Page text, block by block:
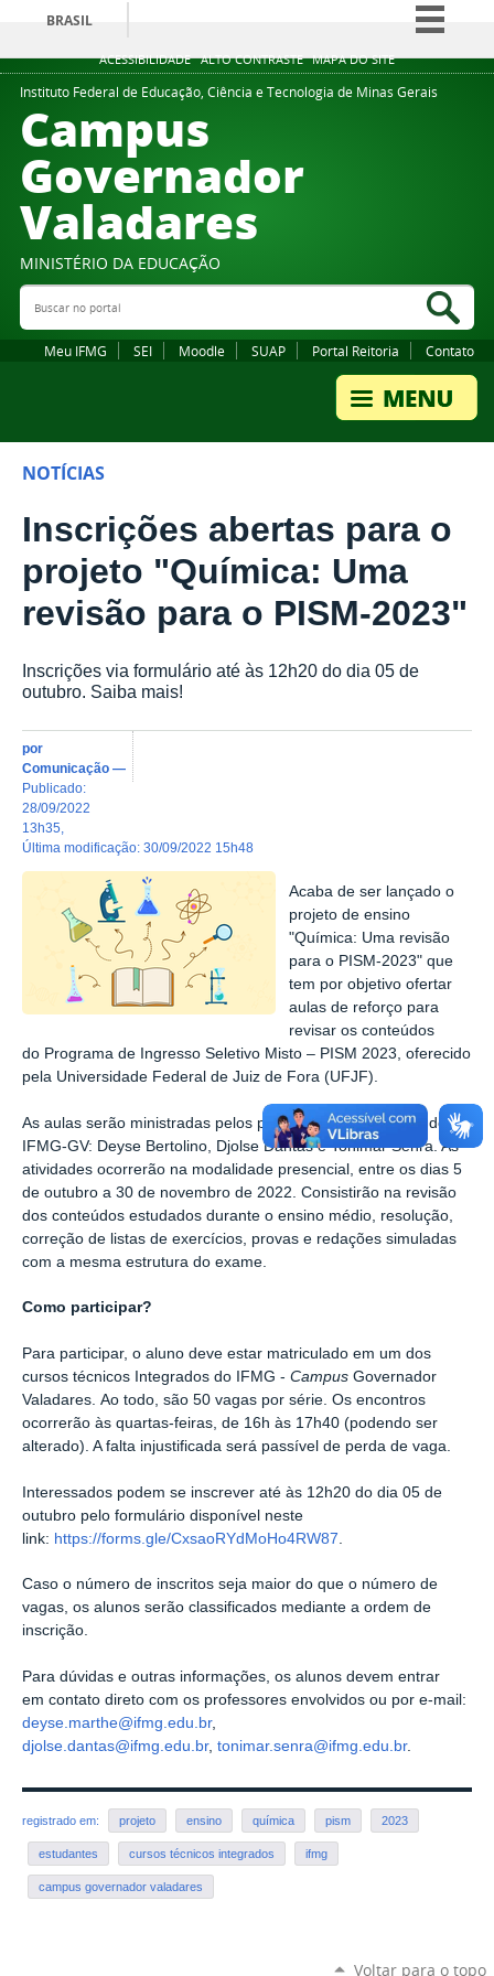
ACESSIBILIDADE ALTO CONTRASTE MAPA DO SITE
BRASIL
Simplifique!
Comunica BR
Instituto Federal de Educação, Ciência e Tecnologia de Minas Gerais
Campus
Governador
Valadares
MINISTÉRIO DA EDUCAÇÃO
Buscar no portal
Meu IFMG SEI Moodle SUAP Portal Reitoria Contato
NOTÍCIAS
Inscrições abertas para o
projeto "Química: Uma
revisão para o PISM-2023"
Inscrições via formulário até às 12h20 do dia 05 de
outubro. Saiba mais!
por
Comunicação —
publicado:
28/09/2022
13h35
última modificação: 30/09/2022 15h48
Acaba de ser lançado o
projeto de ensino
"Química: Uma revisão
para o PISM-2023" que
tem por objetivo ofertar
aulas de reforço para
revisar os conteúdos
do Programa de Ingresso Seletivo Misto – PISM 2023, oferecido
pela Universidade Federal de Juiz de Fora (UFJF).
As aulas serão ministradas pelos professores de Química do
IFMG-GV: Deyse Bertolino,
Djolse Dantas e Tonimar Senra. As
atividades ocorrerão na modalidade presencial, entre os dias 5
de outubro a 30 de novembro de 2022 . Consistirão na revisão
dos conteúdos estudados durante o ensino médio, resolução,
correção de listas de exercícios, provas e redações simuladas
com a mesma estrutura do exame.
Como participar?
Para participar, o aluno deve estar matriculado em um dos
cursos técnicos Integrados do IFMG - Campus Governador
Valadares. Ao todo, são 50 vagas por série. Os encontros
ocorrerão às quartas-feiras, de 16h às 17h40 (podendo ser
alterado). A falta injustificada será passível de perda de vaga.
Interessados podem se inscrever até às 12h20 do dia 05 de
outubro pelo formulário disponível neste
link: https://forms.gle/CxsaoRYdMoHo4RW87
Caso o número de inscritos seja maior do que o número de
vagas, os alunos serão classificados mediante a ordem de
inscrição.
Para dúvidas e outras informações, os alunos devem entrar
em contato direto com os professores envolvidos ou por e-mail:
deyse.marthe@ifmg.edu.br,
djolse.dantas@ifmg.edu.br, tonimar.senra@ifmg.edu.br.
registrado em: projeto ensino química pism 2023
estudantes cursos técnicos integrados ifmg
campus governador valadares
Voltar para o topo